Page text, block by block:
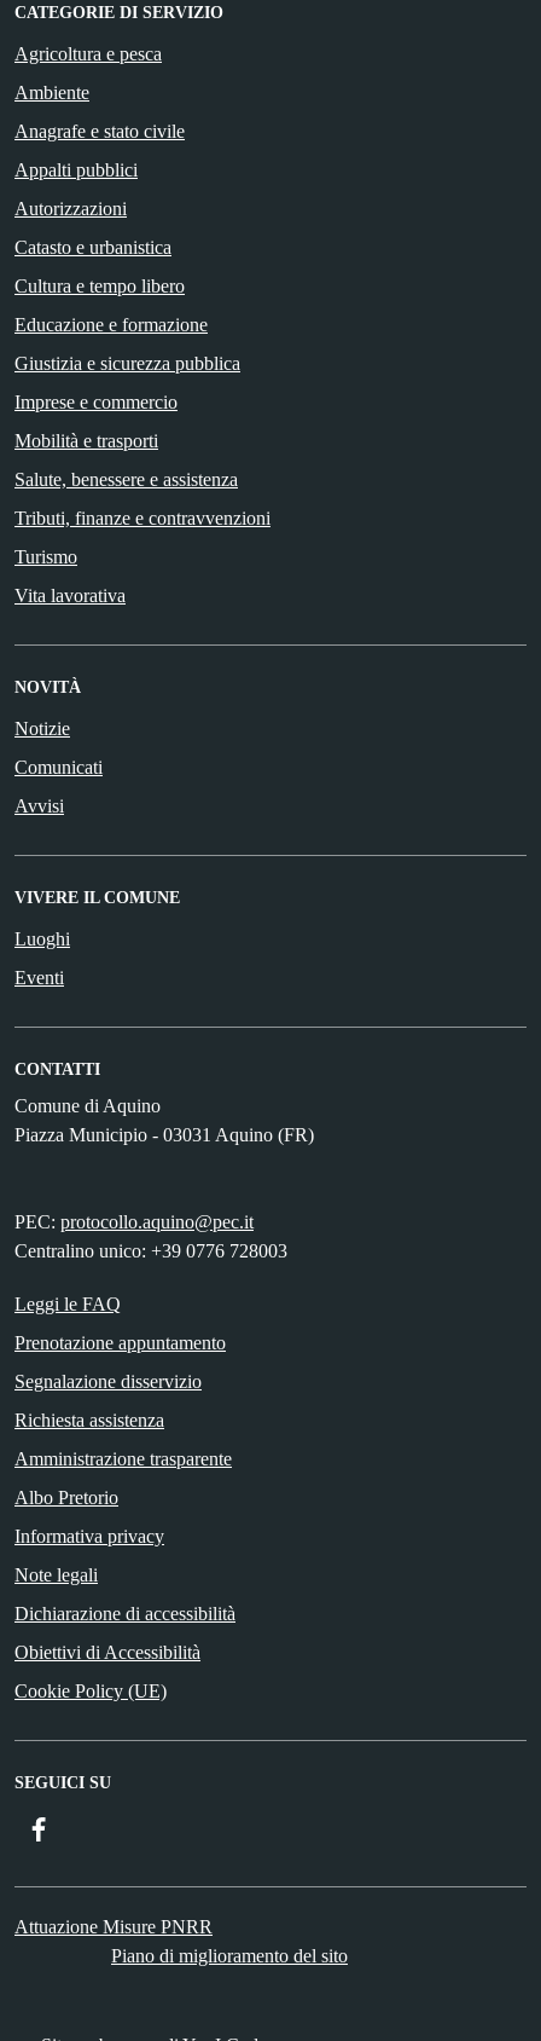
CATEGORIE DI SERVIZIO
Agricoltura e pesca
Ambiente
Anagrafe e stato civile
Appalti pubblici
Autorizzazioni
Catasto e urbanistica
Cultura e tempo libero
Educazione e formazione
Giustizia e sicurezza pubblica
Imprese e commercio
Mobilità e trasporti
Salute, benessere e assistenza
Tributi, finanze e contravvenzioni
Turismo
Vita lavorativa
NOVITÀ
Notizie
Comunicati
Avvisi
VIVERE IL COMUNE
Luoghi
Eventi
CONTATTI
Comune di Aquino
Piazza Municipio - 03031 Aquino (FR)
PEC: protocollo.aquino@pec.it
Centralino unico: +39 0776 728003
Leggi le FAQ
Prenotazione appuntamento
Segnalazione disservizio
Richiesta assistenza
Amministrazione trasparente
Albo Pretorio
Informativa privacy
Note legali
Dichiarazione di accessibilità
Obiettivi di Accessibilità
Cookie Policy (UE)
SEGUICI SU
Attuazione Misure PNRR
Piano di miglioramento del sito